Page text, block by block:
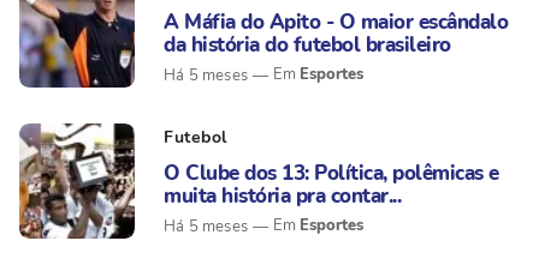
A Máfia do Apito - O maior escândalo
da história do futebol brasileiro
Há 5 meses Esportes
Futebol
O Clube dos 13: Política, polêmicas e
muita história pra contar...
Há 5 meses Esportes